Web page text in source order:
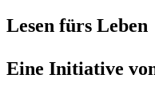
Lesen fürs Leben
Eine Initiative